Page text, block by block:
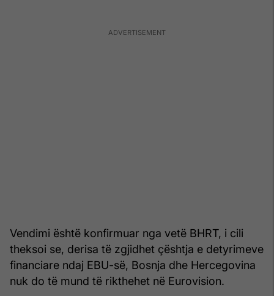
Vendimi është konfirmuar nga vetë BHRT, i cili
theksoi se, derisa të zgjidhet çështja e detyrimeve
financiare ndaj EBU-së, Bosnja dhe Hercegovina
nuk do të mund të rikthehet në Eurovision.